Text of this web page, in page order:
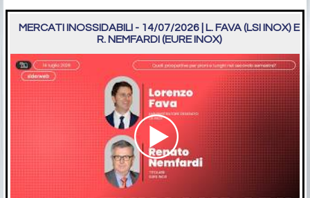
MERCATI INOSSIDABILI - 14/07/2026 | L. FAVA (LSI INOX) E
R. NEMFARDI (EURE INOX)